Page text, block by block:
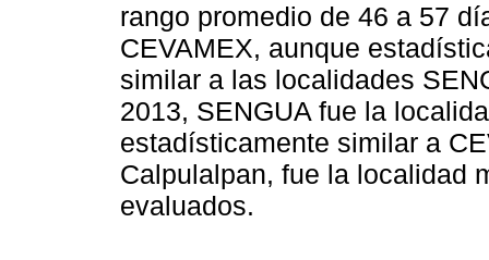
rango promedio de 46 a 57
CEVAMEX, aunque
similar a las localidades
2013, SENGUA fue la
estadísticamente similar a
Calpulalpan, fue la localidad
evaluados.